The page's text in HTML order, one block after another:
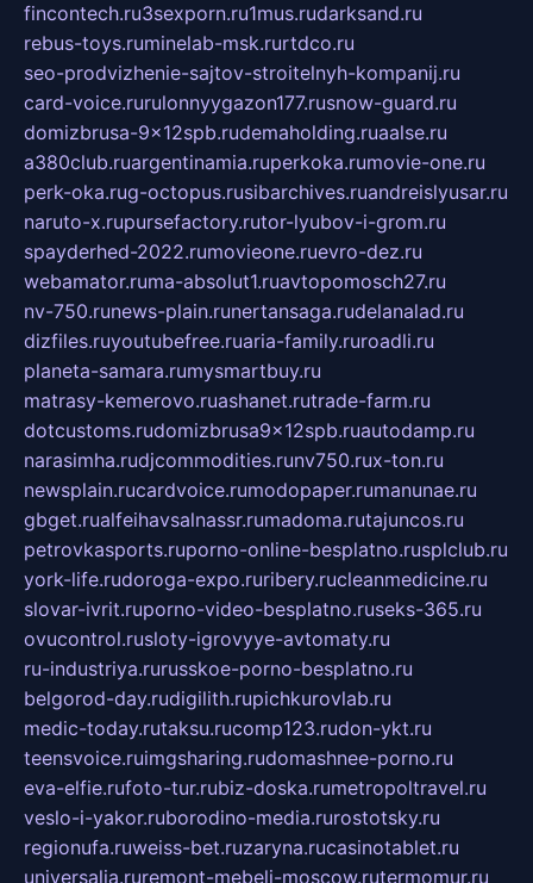
fincontech.ru3sexporn.ru1mus.rudarksand.ru
rebus-toys.ruminelab-msk.rurtdco.ru
seo-prodvizhenie-sajtov-stroitelnyh-kompanij.ru
card-voice.rurulonnyygazon177.rusnow-guard.ru
domizbrusa-9x12spb.rudemaholding.ruaalse.ru
a380club.ruargentinamia.ruperkoka.rumovie-one.ru
perk-oka.rug-octopus.rusibarchives.ruandreislyusar.ru
naruto-x.rupursefactory.rutor-lyubov-i-grom.ru
spayderhed-2022.rumovieone.ruevro-dez.ru
webamator.ruma-absolut1.ruavtopomosch27.ru
nv-750.runews-plain.runertansaga.rudelanalad.ru
dizfiles.ruyoutubefree.ruaria-family.ruroadli.ru
planeta-samara.rumysmartbuy.ru
matrasy-kemerovo.ruashanet.rutrade-farm.ru
dotcustoms.rudomizbrusa9x12spb.ruautodamp.ru
narasimha.rudjcommodities.runv750.rux-ton.ru
newsplain.rucardvoice.rumodopaper.rumanunae.ru
gbget.rualfeihavsalnassr.rumadoma.rutajuncos.ru
petrovkasports.ruporno-online-besplatno.rusplclub.ru
york-life.rudoroga-expo.ruribery.rucleanmedicine.ru
slovar-ivrit.ruporno-video-besplatno.ruseks-365.ru
ovucontrol.rusloty-igrovyye-avtomaty.ru
ru-industriya.rurusskoe-porno-besplatno.ru
belgorod-day.rudigilith.rupichkurovlab.ru
medic-today.rutaksu.rucomp123.rudon-ykt.ru
teensvoice.ruimgsharing.rudomashnee-porno.ru
eva-elfie.rufoto-tur.rubiz-doska.rumetropoltravel.ru
veslo-i-yakor.ruborodino-media.rurostotsky.ru
regionufa.ruweiss-bet.ruzaryna.rucasinotablet.ru
universalia.ruremont-mebeli-moscow.rutermomur.ru